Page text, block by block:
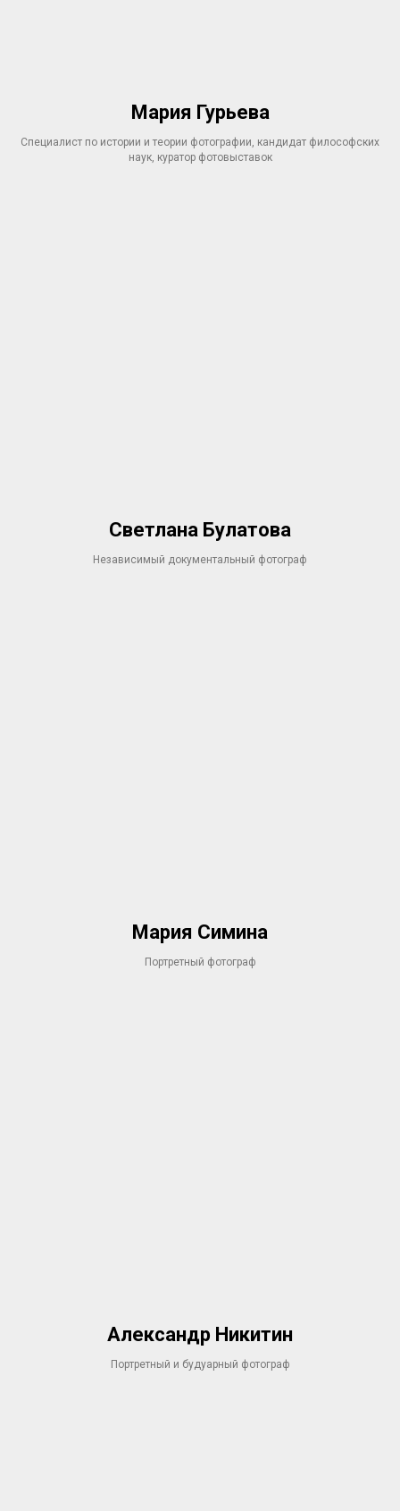
Мария Гурьева
Специалист по истории и теории фотографии, кандидат философских
наук, куратор фотовыставок
Светлана Булатова
Независимый документальный фотограф
Мария Симина
Портретный фотограф
Александр Никитин
Портретный и будуарный фотограф